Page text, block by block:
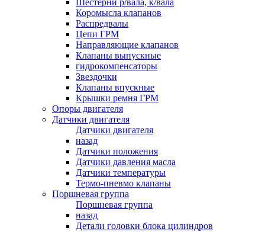
Шестерни р/вала, к/вала
Коромысла клапанов
Распредвалы
Цепи ГРМ
Направляющие клапанов
Клапаны выпускные
гидрокомпенсаторы
Звездочки
Клапаны впускные
Крышки ремня ГРМ
Опоры двигателя
Датчики двигателя
Датчики двигателя
назад
Датчики положения
Датчики давления масла
Датчики температуры
Термо-пневмо клапаны
Поршневая группа
Поршневая группа
назад
Детали головки блока цилиндров